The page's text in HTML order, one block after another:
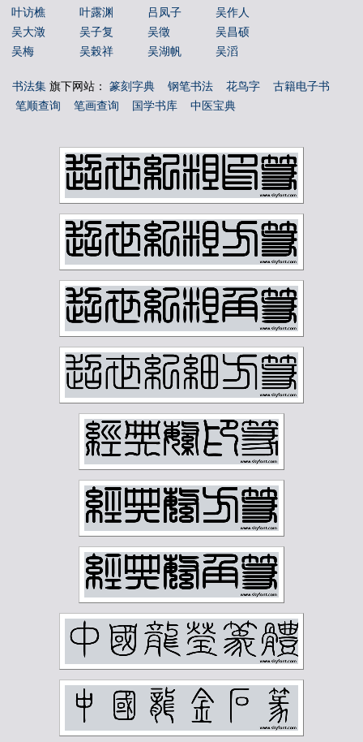
叶访樵
叶露渊 吕凤子
吴作人
吴大澂
吴子复 吴徵
吴昌硕
吴梅
吴榖祥 吴湖帆
吴滔
吴镜汀
周叔弢 周昌榖
周铁衡
唐云
唐醉石 商承祚
姚华
寇遐 寿石工
居廉
庞元济 康有为
康殷
张书旂 张伯英
张伯驹
张大千 张大壮
张宗祥
徐三庚 徐世昌
徐悲鸿
徐燕孙 徐生翁
方介堪
易孺 曾熙
朱复戡
李叔同 李可染
李瑞清
李苦禅 李葆恂
来楚生
林散之 林纾
林风眠
汪鸣銮 沈尹默
沈曾植
沙孟海 河海霞
溥儒
潘天寿 王世镗
王个簃
王懿荣 王梦白
王森然
王蘧常 王遐举
王震
石鲁 祁崑
祝嘉
秦咢生 程璋
章士钊
童雪鸿 端方
反字字典
简经纶 篆刻字典
经亨颐
罗振玉 罗福颐
翁同龢
胡佩衡 胡光炜
胡钁
萧劳 萧娴
萧蜕庵
萧龙士 董寿平
蒋汝藻
蔡鹤汀 蔡鹤洲
虚谷
裴景福 诸乐三
谢国桢
谢稚柳 谭延闿
费念慈
赵石 赵铁山
邓尔雅
邵宇
郑孝胥 郑文焯
郑昶
书法集 旗下网站： 篆刻字典 钢笔书法 花鸟字
古籍电子书
笔顺查询
笔画查询 国学书库 中医宝典